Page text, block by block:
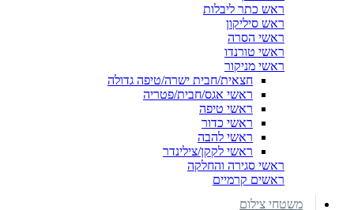
ראש כתר ליבלות
ראש סיליקון
ראשי הסרה
ראשי טורנדו
ראשי מניקור
חצאית/חבית ישרה/טיפה גדולה
ראשי אגס/חבית/פטריה
ראשי טיפה
ראשי כדור
ראשי להבה
ראשי לקקן/צילינדר
ראשי סגירה והחלקה
ראשים קרמיים
משטחי צילום